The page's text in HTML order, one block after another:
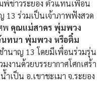
พ์ข่าวระยอง ตัวแทนเพื่อน
13 ร่วมเป็นเจ้าภาพฟังสวด
พ คุณแม่สาคร พุ่มพวง
ทนา พุ่มพวง หรือติ๋ม
ำนาญ 13 โดยมีเพื่อนร่วมรุ่น
งานด้วยบรรยากาศโศกเศร้า
เป็น อ.เขาชะเมา จ.ระยอง